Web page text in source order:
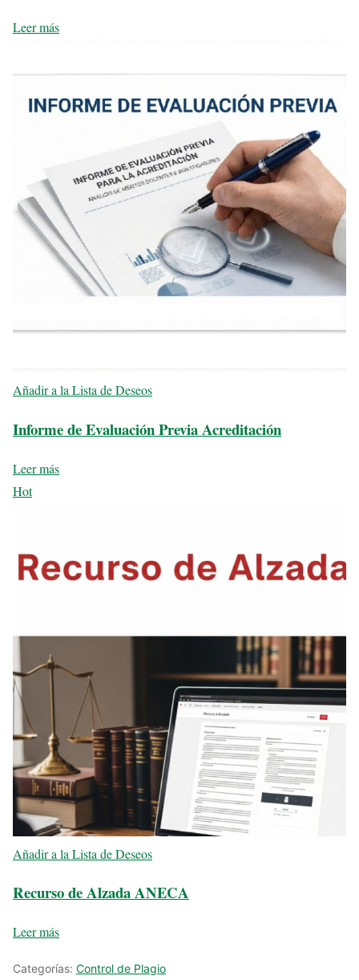
Leer más
Añadir a la Lista de Deseos
Informe de Evaluación Previa Acreditación
Leer más
Hot
Añadir a la Lista de Deseos
Recurso de Alzada ANECA
Leer más
Categorías: Control de Plagio